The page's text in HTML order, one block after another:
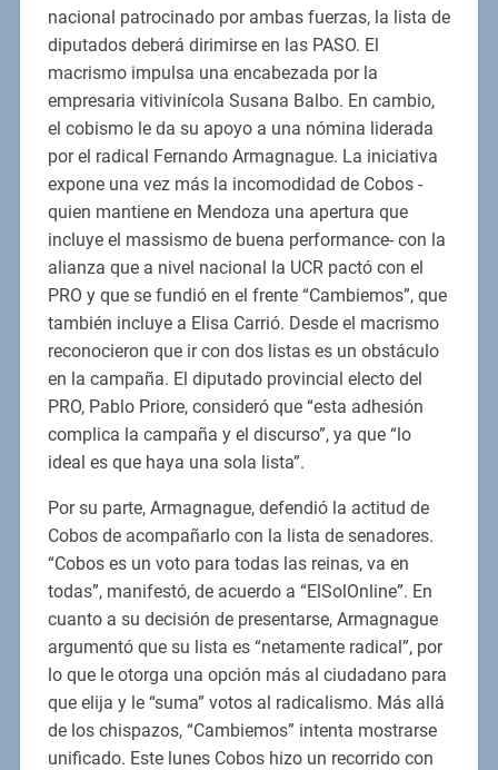
nacional patrocinado por ambas fuerzas, la lista de
diputados deberá dirimirse en las PASO. El
macrismo impulsa una encabezada por la
empresaria vitivinícola Susana Balbo. En cambio,
el cobismo le da su apoyo a una nómina liderada
por el radical Fernando Armagnague. La iniciativa
expone una vez más la incomodidad de Cobos -
quien mantiene en Mendoza una apertura que
incluye el massismo de buena performance- con la
alianza que a nivel nacional la UCR pactó con el
PRO y que se fundió en el frente “Cambiemos”, que
también incluye a Elisa Carrió. Desde el macrismo
reconocieron que ir con dos listas es un obstáculo
en la campaña. El diputado provincial electo del
PRO, Pablo Priore, consideró que “esta adhesión
complica la campaña y el discurso”, ya que “lo
ideal es que haya una sola lista”.
Por su parte, Armagnague, defendió la actitud de
Cobos de acompañarlo con la lista de senadores.
“Cobos es un voto para todas las reinas, va en
todas”, manifestó, de acuerdo a “ElSolOnline”. En
cuanto a su decisión de presentarse, Armagnague
argumentó que su lista es “netamente radical”, por
lo que le otorga una opción más al ciudadano para
que elija y le “suma” votos al radicalismo. Más allá
de los chispazos, “Cambiemos” intenta mostrarse
unificado. Este lunes Cobos hizo un recorrido con